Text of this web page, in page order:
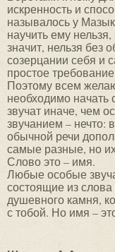
искренность и
называлось у
научить ему
значит, нельзя без
созерцании себя и
простое
Поэтому всем
необходимо начать
звучат иначе, чем
звучанием – нечто:
обычной речи
самые разные, но
Слово это – имя.
Любые особые
состоящие из
душевного камня,
с тобой. Но имя –